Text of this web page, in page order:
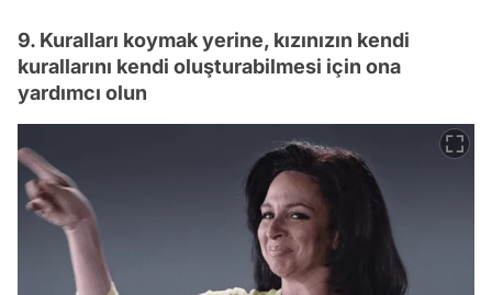
9. Kuralları koymak yerine, kızınızın kendi
kurallarını kendi oluşturabilmesi için ona
yardımcı olun